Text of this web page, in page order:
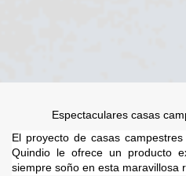
Espectaculares casas
El proyecto de casas
Quindio le ofrece un producto
siempre soño en esta maravillosa